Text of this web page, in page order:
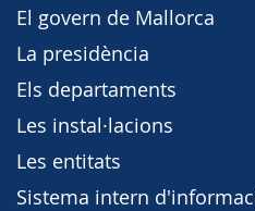
El govern de Mallorca
La presidència
Els departaments
Les instal·lacions
Les entitats
Sistema intern